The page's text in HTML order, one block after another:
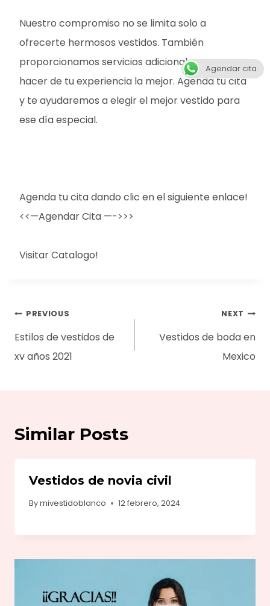
Nuestro compromiso no se limita solo a
ofrecerte hermosos vestidos. También
proporcionamos servicios adicionales para
hacer de tu experiencia la mejor. Agenda tu cita
y te ayudaremos a elegir el mejor vestido para
ese día especial.
Agenda tu cita dando clic en el siguiente enlace!
<<—Agendar Cita —->>>
Visitar Catalogo!
Navegación
de
entradas
PREVIOUS
Estilos de vestidos de
xv años 2021
NEXT
Vestidos de boda en
Mexico
Similar Posts
Vestidos de novia civil
Bymivestidoblanco 12 febrero, 2024
Agendar cita